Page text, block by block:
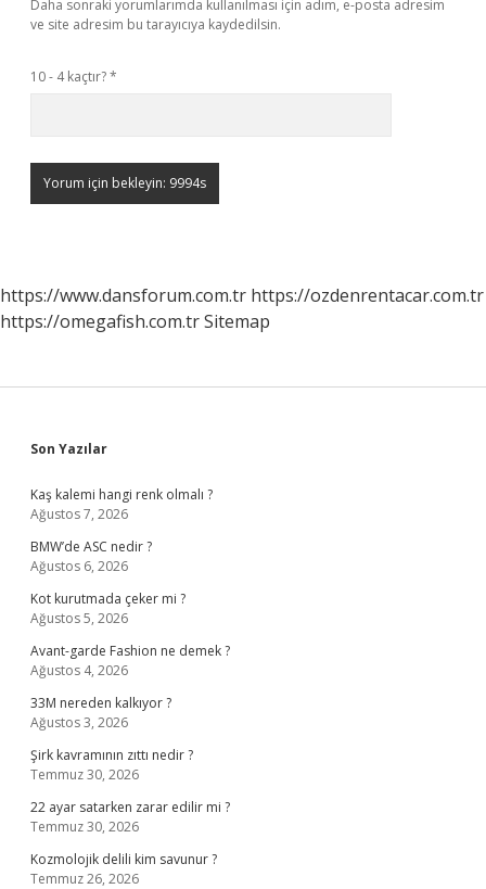
Daha sonraki yorumlarımda kullanılması için adım, e-posta adresim
ve site adresim bu tarayıcıya kaydedilsin.
10 - 4 kaçtır?*
https://www.dansforum.com.tr https://ozdenrentacar.com.tr
https://omegafish.com.trSitemap
Sidebar
Son Yazılar
Kaş kalemi hangi renk olmalı ?
Ağustos 7, 2026
BMW’de ASC nedir ?
Ağustos 6, 2026
Kot kurutmada çeker mi ?
Ağustos 5, 2026
Avant-garde Fashion ne demek ?
Ağustos 4, 2026
33M nereden kalkıyor ?
Ağustos 3, 2026
Şirk kavramının zıttı nedir ?
Temmuz 30, 2026
22 ayar satarken zarar edilir mi ?
Temmuz 30, 2026
Kozmolojik delili kim savunur ?
Temmuz 26, 2026